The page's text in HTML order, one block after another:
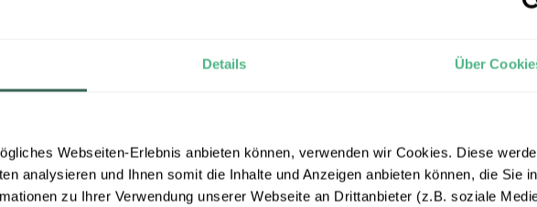
Details Über
Webseiten-Erlebnis anbieten können, verwenden wir Cookies. Diese
analysieren und Ihnen somit die Inhalte und Anzeigen anbieten können, die Sie
zu Ihrer Verwendung unserer Webseite an Drittanbieter (z.B. soziale
Einheimischen machen die Reise unvergesslich. Zwischen
und spannende Einblicke in das Leben im Regenwald. Gerne
durch Borneo zusammen – voller
,